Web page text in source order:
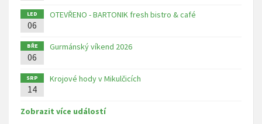
LED
06
OTEVŘENO - BARTONIK fresh bistro & café
BŘE
06
Gurmánský víkend 2026
SRP
14
Krojové hody v Mikulčicích
Zobrazit více událostí